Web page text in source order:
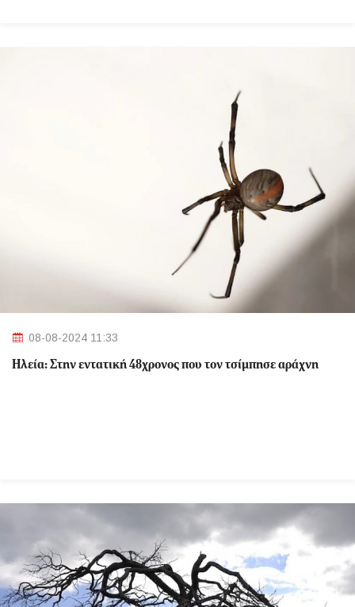
08-08-2024 11:33
Ηλεία: Στην εντατική 48χρονος που τον τσίμπησε αράχνη